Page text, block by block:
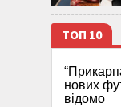
ТОП 10
нових
відомо